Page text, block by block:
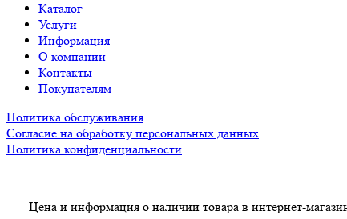
Каталог
Услуги
Информация
О компании
Контакты
Покупателям
Политика обслуживания
Согласие на обработку персональных данных
Политика конфиденциальности
Цена и информация о наличии товара в интернет-